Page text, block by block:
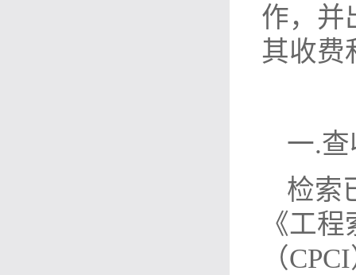
作，并
其收费
一.
检索
《工
（